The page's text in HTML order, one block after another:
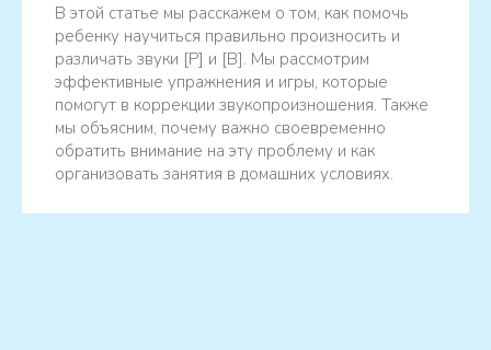
В этой статье мы расскажем о том, как помочь
ребенку научиться правильно произносить и
различать звуки [Р] и [В]. Мы рассмотрим
эффективные упражнения и игры, которые
помогут в коррекции звукопроизношения. Также
мы объясним, почему важно своевременно
обратить внимание на эту проблему и как
организовать занятия в домашних условиях.